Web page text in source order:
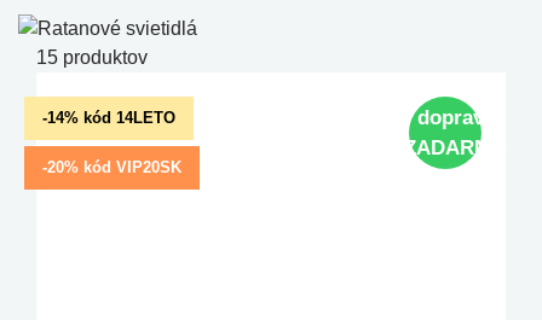
15 produktov
-14% kód 14LETO
-20% kód VIP20SK
doprava
ZADARMO